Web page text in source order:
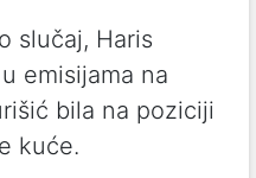
slučaj, Haris
emisijama na
bila na poziciji
kuće.